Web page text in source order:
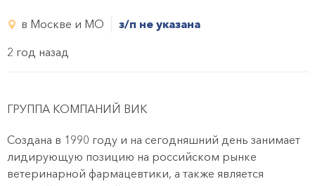
в Москве и МО
з/п не указана
2 год назад
ГРУППА КОМПАНИЙ ВИК
Создана в 1990 году и на сегодняшний день занимает
лидирующую позицию на российском рынке
ветеринарной фармацевтики, а также является